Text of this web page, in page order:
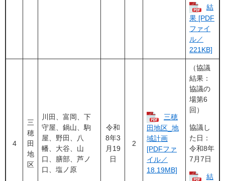
結
果 [PDF
ファイ
ル／
221KB]
4
三
穂
田
地
区
​川田、富岡、下
守屋、鍋山、駒
屋、野田、八
幡、大谷、山
口、膳部、芦ノ
口、塩ノ原
令和
8年3
月19
日
2
三穂
田地区_地
域計画
[PDFファ
イル／
18.19MB]
（協議
結果：
協議の
場第6
回）
協議し
た日：
令和8年
7月7日
結